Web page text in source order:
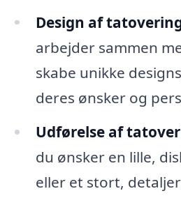
Design af
arbejder sammen
skabe unikke
deres ønsker og
Udførelse af
du ønsker en lille,
eller et stort,